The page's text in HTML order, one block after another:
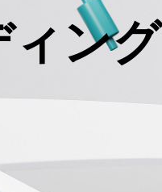
ング